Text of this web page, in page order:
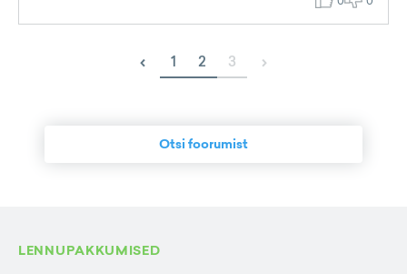
‹ 1 2 3 ›
Otsi foorumist
LENNUPAKKUMISED